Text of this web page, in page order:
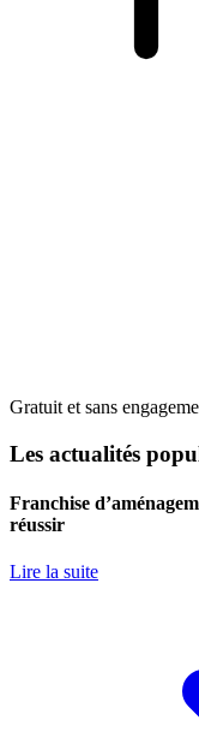
Gratuit et sans
Les actualités
Franchise
réussir
Lire la suite